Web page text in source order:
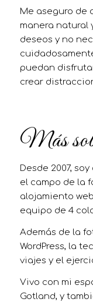
Me aseguro de
manera natural
deseos y no
puedan
crear
Más
Desde 2007,
el campo de la
alojamiento
equipo de 4
Además de la
WordPress, la
viajes y el
Vivo con mi
Gotland, y